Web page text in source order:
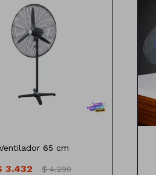
de pie desmontable
65cm de diámetro
3 Velocidades
65 cm
3.432 $ 4.290